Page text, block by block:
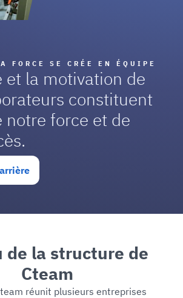
FORCE SE CRÉE EN ÉQUIPE
et la motivation de
constituent
notre force et de
de la structure de
Cteam
réunit plusieurs entreprises